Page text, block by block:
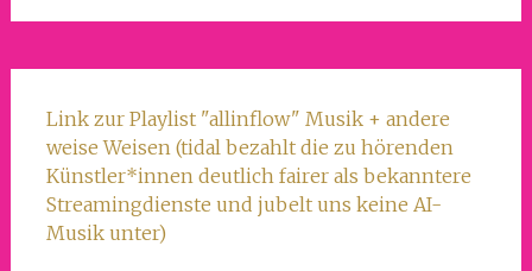
Link zur Playlist "allinflow" Musik + andere
weise Weisen (tidal bezahlt die zu hörenden
Künstler*innen deutlich fairer als bekanntere
Streamingdienste und jubelt uns keine AI-
Musik unter)